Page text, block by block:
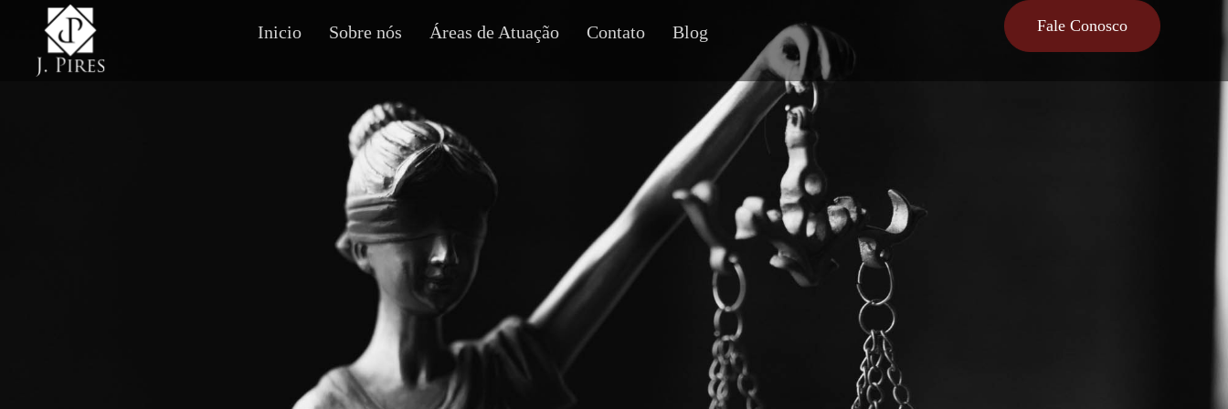
Inicio Sobre nós Áreas de Atuação Contato Blog Fale Conosco